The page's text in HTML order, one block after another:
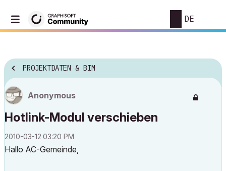
DE
PROJEKTDATEN & BIM
Anonymous
Hotlink-Modul verschieben
‎2010-03-12 03:20 PM
Hallo AC-Gemeinde,